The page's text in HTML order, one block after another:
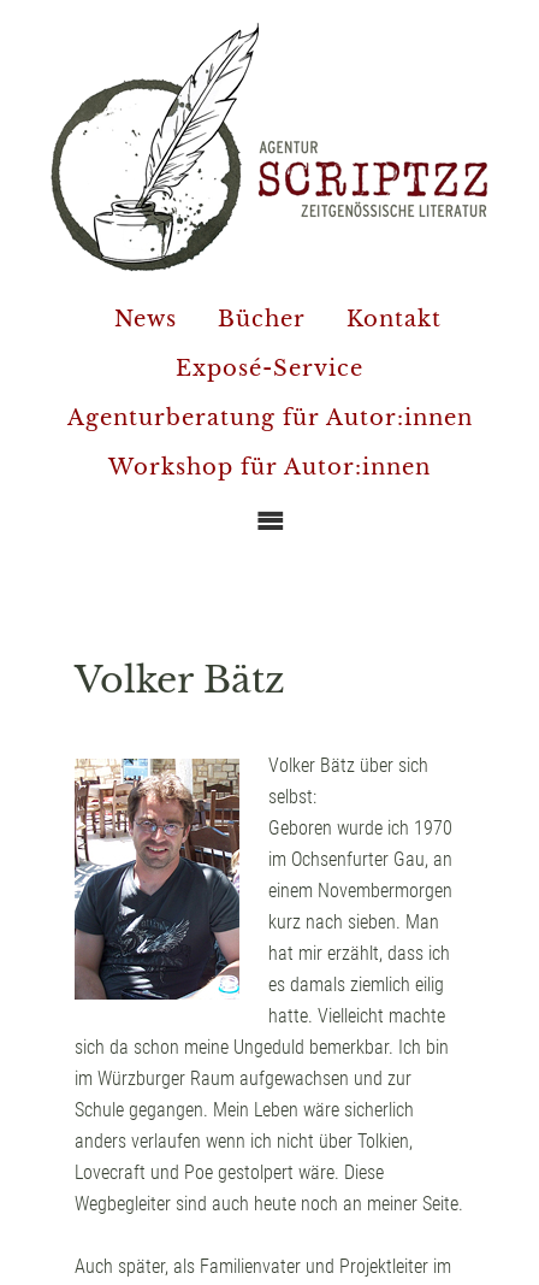
News Bücher
Kontakt
Exposé-Service
Agenturberatung für Autor:innen
Workshop für Autor:innen
Volker Bätz
Volker Bätz über sich
selbst:
Geboren wurde ich 1970
im Ochsenfurter Gau, an
einem Novembermorgen
kurz nach sieben. Man
hat mir erzählt, dass ich
es damals ziemlich eilig
hatte. Vielleicht machte
sich da schon meine Ungeduld bemerkbar. Ich bin
im Würzburger Raum aufgewachsen und zur
Schule gegangen. Mein Leben wäre sicherlich
anders verlaufen wenn ich nicht über Tolkien,
Lovecraft und Poe gestolpert wäre. Diese
Wegbegleiter sind auch heute noch an meiner Seite.
Auch später, als Familienvater und Projektleiter im